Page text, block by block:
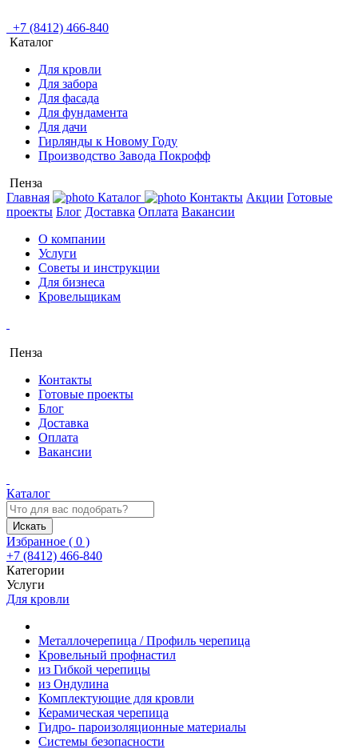
+7 (8412) 466-840
Каталог
Для кровли
Для забора
Для фасада
Для фундамента
Для дачи
Гирлянды к Новому Году
Производство Завода Покрофф
Пенза
Главная
Каталог Контакты Акции Готовые
проекты Блог Доставка Оплата Вакансии
О компании
Услуги
Советы и инструкции
Для бизнеса
Кровельщикам
Пенза
Контакты
Готовые проекты
Блог
Доставка
Оплата
Вакансии
Каталог
Искать
Избранное ( 0 )
+7 (8412) 466-840
Категории
Услуги
Для кровли
Металлочерепица / Профиль черепица
Кровельный профнастил
из Гибкой черепицы
из Ондулина
Комплектующие для кровли
Керамическая черепица
Гидро- пароизоляционные материалы
Системы безопасности